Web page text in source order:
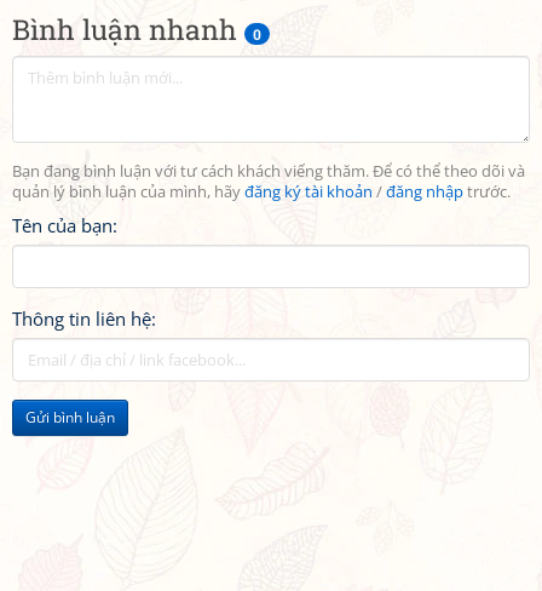
Bình luận nhanh 0
Bạn đang bình luận với tư cách khách viếng thăm. Để có thể theo dõi và
quản lý bình luận của mình, hãyđăng ký tài khoản /đăng nhậptrước.
Tên của bạn:
Thông tin liên hệ:
Gửi bình luận